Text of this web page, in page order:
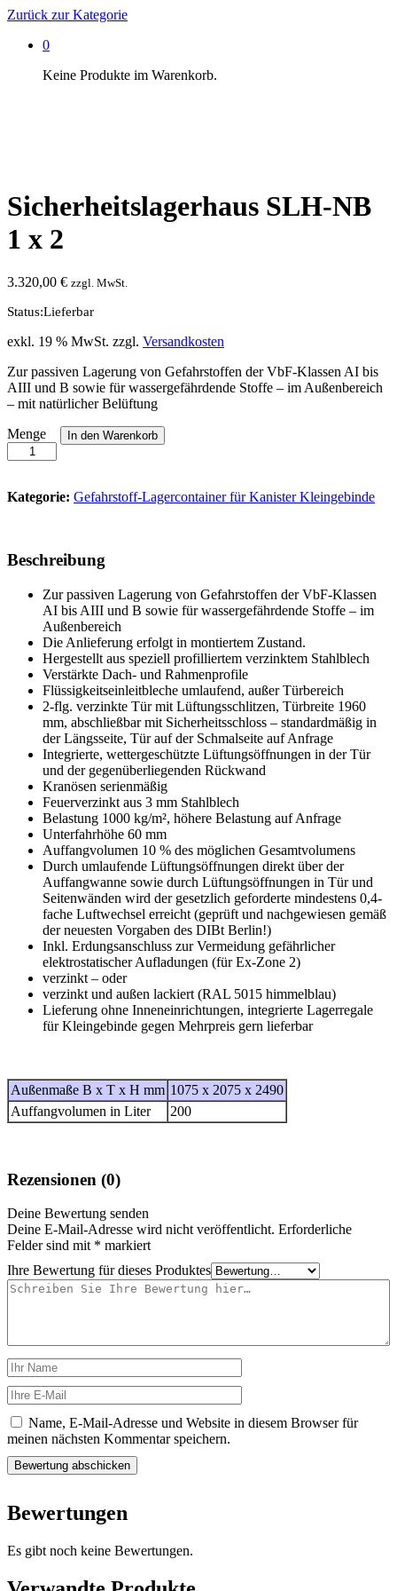
Zurück zurKategorie
0
Keine Produkte im Warenkorb.
Sicherheitslagerhaus SLH-NB
1 x 2
3.320,00 € zzgl. MwSt.
Status:Lieferbar
exkl. 19 % MwSt. zzgl. Versandkosten
Zur passiven Lagerung von Gefahrstoffen der VbF-Klassen AI bis
AIII und B sowie für wassergefährdende Stoffe – im Außenbereich
– mit natürlicher Belüftung
Sicherheitslagerhaus
SLH-
NB
x
Menge In den Warenkorb
Kategorie: Gefahrstoff-Lagercontainer für Kanister Kleingebinde
Beschreibung
Zur passiven Lagerung von Gefahrstoffen der VbF-Klassen
AI bis AIII und B sowie für wassergefährdende Stoffe – im
Außenbereich
Die Anlieferung erfolgt in montiertem Zustand.
Hergestellt aus speziell profilliertem verzinktem Stahlblech
Verstärkte Dach- und Rahmenprofile
Flüssigkeitseinleitbleche umlaufend, außer Türbereich
2-flg. verzinkte Tür mit Lüftungsschlitzen, Türbreite 1960
mm, abschließbar mit Sicherheitsschloss – standardmäßig in
der Längsseite, Tür auf der Schmalseite auf Anfrage
Integrierte, wettergeschützte Lüftungsöffnungen in der Tür
und der gegenüberliegenden Rückwand
Kranösen serienmäßig
Feuerverzinkt aus 3 mm Stahlblech
Belastung 1000 kg/m², höhere Belastung auf Anfrage
Unterfahrhöhe 60 mm
Auffangvolumen 10 % des möglichen Gesamtvolumens
Durch umlaufende Lüftungsöffnungen direkt über der
Auffangwanne sowie durch Lüftungsöffnungen in Tür und
Seitenwänden wird der gesetzlich geforderte mindestens 0,4-
fache Luftwechsel erreicht (geprüft und nachgewiesen gemäß
der neuesten Vorgaben des DIBt Berlin!)
Inkl. Erdungsanschluss zur Vermeidung gefährlicher
elektrostatischer Aufladungen (für Ex-Zone 2)
verzinkt – oder
verzinkt und außen lackiert (RAL 5015 himmelblau)
Lieferung ohne Inneneinrichtungen, integrierte Lagerregale
für Kleingebinde gegen Mehrpreis gern lieferbar
Außenmaße B x T x H mm 1075 x 2075 x 2490
Auffangvolumen in Liter
200
Rezensionen (0)
Deine Bewertung senden
Deine E-Mail-Adresse wird nicht veröffentlicht. Erforderliche
Felder sind mit * markiert
Ihre Bewertung für dieses Produktes
Name, E-Mail-Adresse und Website in diesem Browser für
meinen nächsten Kommentar speichern.
Bewertungen
Es gibt noch keine Bewertungen.